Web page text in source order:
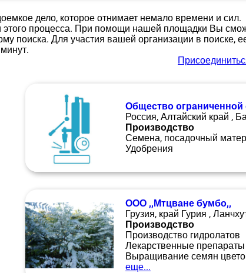
дело, которое отнимает немало времени и сил.
процесса. При помощи нашей площадки Вы
поиска. Для участия вашей организации в поиске,
Общество
Россия, Алтайский край ,
Производство
Семена, посадочный
Удобрения
ООО ,,Мтцване бумбо,,
Грузия, край Гурия ,
Производство
Производство гидролатов
Лекарственные препараты
Выращивание семян
еще...